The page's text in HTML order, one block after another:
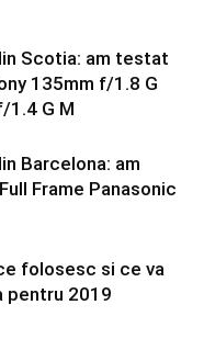
Scotia: am testat
135mm f/1.8 G
1.4 G M
Barcelona: am
Frame Panasonic
folosesc si ce va
pentru 2019